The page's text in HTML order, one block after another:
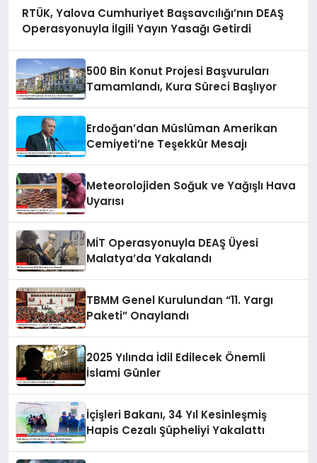
RTÜK, Yalova Cumhuriyet Başsavcılığı’nın DEAŞ
Operasyonuyla İlgili Yayın Yasağı Getirdi
500 Bin Konut Projesi Başvuruları
Tamamlandı, Kura Süreci Başlıyor
Erdoğan’dan Müslüman Amerikan
Cemiyeti’ne Teşekkür Mesajı
Meteorolojiden Soğuk ve Yağışlı Hava
Uyarısı
MİT Operasyonuyla DEAŞ Üyesi
Malatya’da Yakalandı
TBMM Genel Kurulundan “11. Yargı
Paketi” Onaylandı
2025 Yılında İdil Edilecek Önemli
İslami Günler
İçişleri Bakanı, 34 Yıl Kesinleşmiş
Hapis Cezalı Şüpheliyi Yakalattı